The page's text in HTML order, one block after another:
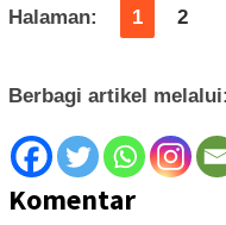
Halaman: 1 2
Berbagi artikel melalui:
Komentar